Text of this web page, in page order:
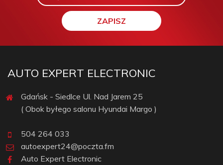
AUTO EXPERT ELECTRONIC
Gdańsk - Siedlce Ul. Nad Jarem 25
( Obok byłego salonu Hyundai Margo )
504 264 033
autoexpert24@poczta.fm
Auto Expert Electronic